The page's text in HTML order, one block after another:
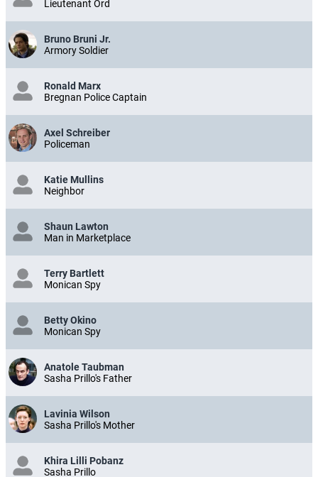
Lieutenant Ord
Bruno Bruni Jr.
Armory Soldier
Ronald Marx
Bregnan Police Captain
Axel Schreiber
Policeman
Katie Mullins
Neighbor
Shaun Lawton
Man in Marketplace
Terry Bartlett
Monican Spy
Betty Okino
Monican Spy
Anatole Taubman
Sasha Prillo's Father
Lavinia Wilson
Sasha Prillo's Mother
Khira Lilli Pobanz
Sasha Prillo